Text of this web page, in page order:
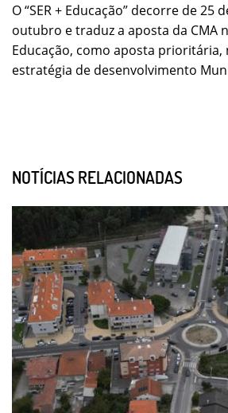
O “SER + Educação” decorre de 25
outubro e traduz a aposta da CMA
Educação, como aposta prioritária,
estratégia de desenvolvimento
NOTÍCIAS RELACIONADAS